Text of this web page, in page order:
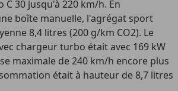
C 30 jusqu'à 220 km/h. En
boîte manuelle, l'agrégat sport
8,4 litres (200 g/km CO2). Le
chargeur turbo était avec 169 kW
maximale de 240 km/h encore plus
était à hauteur de 8,7 litres